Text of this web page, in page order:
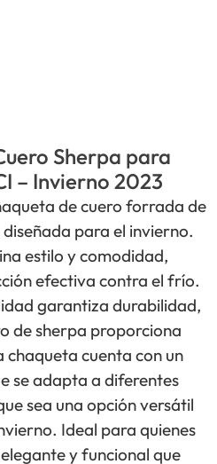
Sherpa para
– Invierno 2023
de cuero forrada de
para el invierno.
estilo y comodidad,
efectiva contra el frío.
garantiza durabilidad,
de sherpa proporciona
cuenta con un
se adapta a diferentes
sea una opción versátil
Ideal para quienes
y funcional que